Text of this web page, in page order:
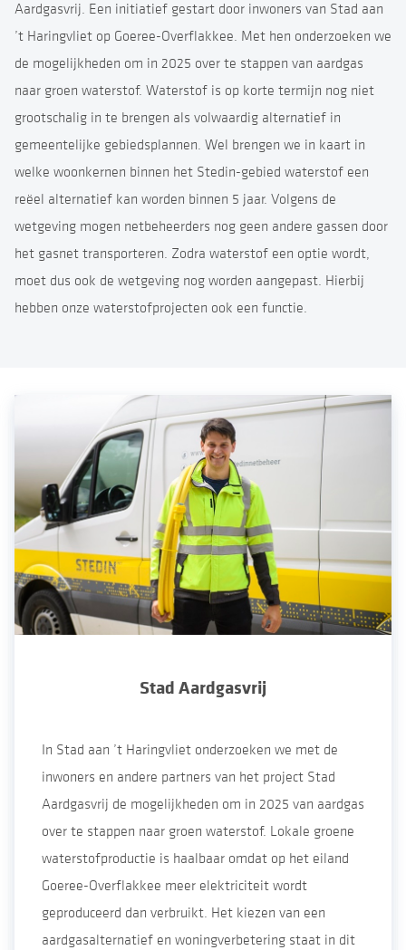
Aardgasvrij. Een initiatief gestart door inwoners van Stad aan
’t Haringvliet op Goeree-Overflakkee. Met hen onderzoeken we
de mogelijkheden om in 2025 over te stappen van aardgas
naar groen waterstof. Waterstof is op korte termijn nog niet
grootschalig in te brengen als volwaardig alternatief in
gemeentelijke gebiedsplannen. Wel brengen we in kaart in
welke woonkernen binnen het Stedin-gebied waterstof een
reëel alternatief kan worden binnen 5 jaar. Volgens de
wetgeving mogen netbeheerders nog geen andere gassen door
het gasnet transporteren. Zodra waterstof een optie wordt,
moet dus ook de wetgeving nog worden aangepast. Hierbij
hebben onze waterstofprojecten ook een functie.
Stad Aardgasvrij
In Stad aan ’t Haringvliet onderzoeken we met de
inwoners en andere partners van het project Stad
Aardgasvrij de mogelijkheden om in 2025 van aardgas
over te stappen naar groen waterstof. Lokale groene
waterstofproductie is haalbaar omdat op het eiland
Goeree-Overflakkee meer elektriciteit wordt
geproduceerd dan verbruikt. Het kiezen van een
aardgasalternatief en woningverbetering staat in dit